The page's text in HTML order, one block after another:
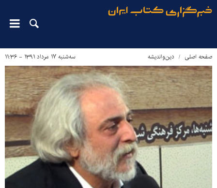
صفحه اصلی دین‌واندیشه سه‌شنبه ۱۷ مرداد ۱۳۹۱ - ۱۱:۳۶